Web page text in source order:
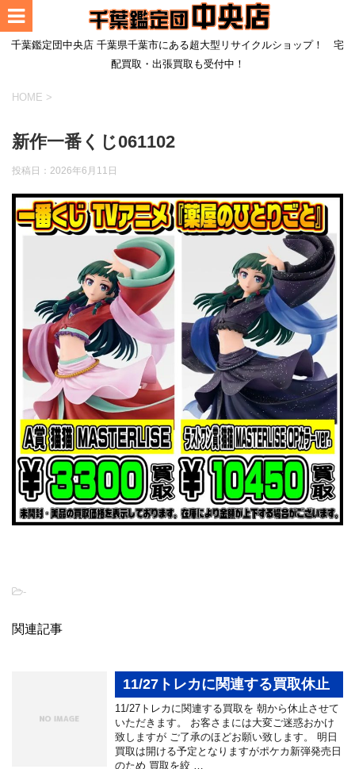
千葉鑑定団中央店 千葉県千葉市にある超大型リサイクルショップ！ 宅
配買取・出張買取も受付中！
HOME >
新作一番くじ061102
投稿日： 2026年6月11日
-
関連記事
11/27トレカに関連する買取休止
11/27トレカに関連する買取を 朝から休止させて
いただきます。 お客さまには大変ご迷惑おかけ
致しますが ご了承のほどお願い致します。 明日
買取は開ける予定となりますがポケカ新弾発売日
のため 買取を絞 …